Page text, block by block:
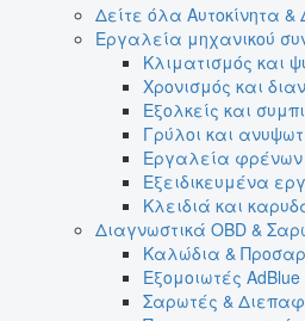
Δείτε όλα Αυτοκίνητα &
Εργαλεία μηχανικού
Κλιματισμός και
Χρονισμός και
Εξολκείς και
Γρύλοι και
Εργαλεία φρένων
Εξειδικευμένα
Κλειδιά και
Διαγνωστικά OBD &
Καλώδια &
Εξομοιωτές AdBlue
Σαρωτές &